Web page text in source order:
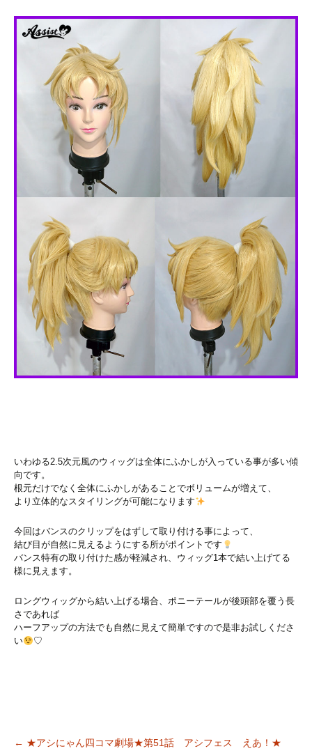
いわゆる2.5次元風のウィッグは全体にふかしが入っている事が多い傾
向です。
根元だけでなく全体にふかしがあることでボリュームが増えて、
より立体的なスタイリングが可能になります
今回はバンスのクリップをはずして取り付ける事によって、
結び目が自然に見えるようにする所がポイントです
バンス特有の取り付けた感が軽減され、ウィッグ1本で結い上げてる
様に見えます。
ロングウィッグから結い上げる場合、ポニーテールが後頭部を覆う長
さであれば
ハーフアップの方法でも自然に見えて簡単ですので是非お試しくださ
い
♡
← ★アシにゃん四コマ劇場★第51話 アシフェス えあ！★